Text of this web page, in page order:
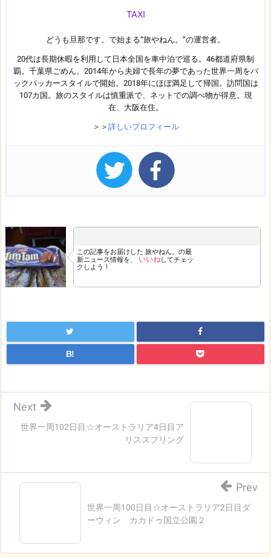
TAXI
どうも旦那です。で始まる”旅やねん。”の運営者。
20代は長期休暇を利用して日本全国を車中泊で巡る。46都道府県制
覇。千葉県ごめん。2014年から夫婦で長年の夢であった世界一周をバ
ックパッカースタイルで開始。2018年にほぼ満足して帰国。訪問国は
107カ国。旅のスタイルは慎重派で、ネットでの調べ物が得意。現
在、大阪在住。
＞＞ 詳しいプロフィール
この記事をお届けした 旅やねん。の最
新ニュース情報を、
いいねしてチェッ
クしよう！
B!
世界一周102日目☆オーストラリア4日目ア
リススプリング
Next
世界一周100日目☆オーストラリア2日目ダ
ーウィン カカドゥ国立公園２
Prev